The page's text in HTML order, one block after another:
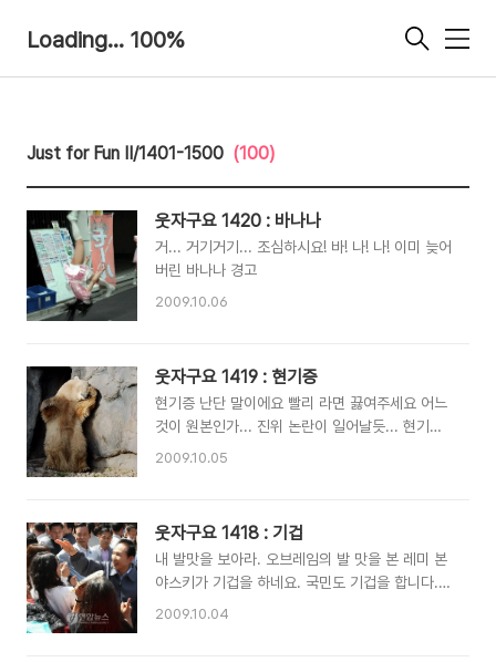
Loading... 100%
메
Just for Fun Ⅱ/1401-1500 (100)
웃자구요 1420 : 바나나
거... 거기거기... 조심하시요! 바! 나! 나! 이미 늦어
버린 바나나 경고
2009.10.06
웃자구요 1419 : 현기증
현기증 난단 말이에요 빨리 라면 끓여주세요 어느
것이 원본인가... 진위 논란이 일어날듯... 현기증
난단 말이에요 빨리 라면 끓여주세요
2009.10.05
웃자구요 1418 : 기겁
내 발맛을 보아라. 오브레임의 발 맛을 본 레미 본
야스키가 기겁을 하네요. 국민도 기겁을 합니다.
ㅠㅠ
2009.10.04